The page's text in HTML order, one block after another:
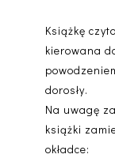
Książkę
kierowana
dorosły.
Na uwagę
książki
okładce: